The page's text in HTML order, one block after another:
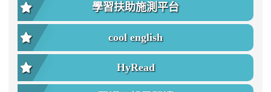
學習扶助施測平台
cool english
HyRead